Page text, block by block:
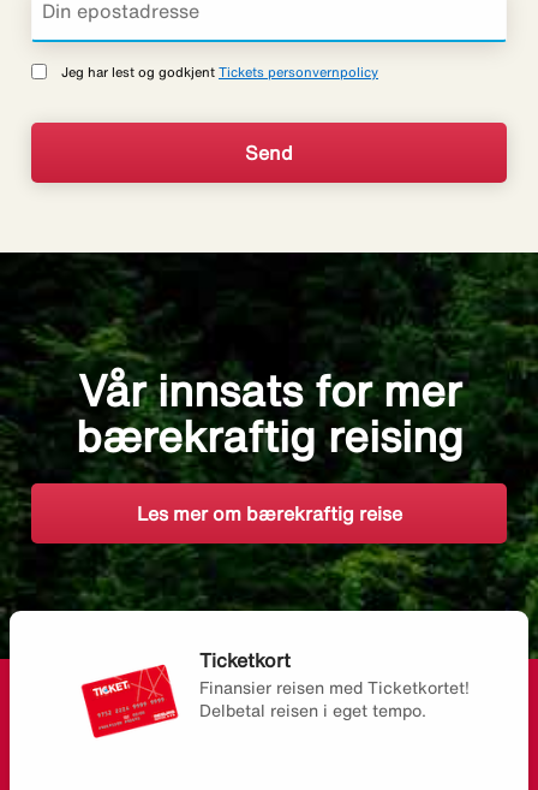
Jeg har lest og godkjent Tickets personvernpolicy
Vår innsats for mer
bærekraftig reising
Les mer om bærekraftig reise
Ticketkort
Finansier reisen med Ticketkortet!
Delbetal reisen i eget tempo.